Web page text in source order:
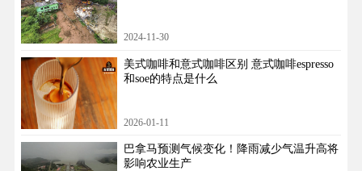
2024-11-30
美式咖啡和意式咖啡区别 意式咖啡espresso
和soe的特点是什么
2026-01-11
​巴拿马预测气候变化！降雨减少气温升高将
影响农业生产